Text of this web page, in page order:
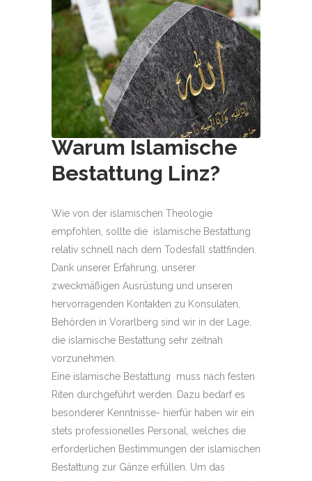
Warum Islamische
Bestattung Linz?
Wie von der islamischen Theologie
empfohlen, sollte die islamische Bestattung
relativ schnell nach dem Todesfall stattfinden.
Dank unserer Erfahrung, unserer
zweckmäßigen Ausrüstung und unseren
hervorragenden Kontakten zu Konsulaten,
Behörden in Vorarlberg sind wir in der Lage,
die islamische Bestattung sehr zeitnah
vorzunehmen.
Eine islamische Bestattung muss nach festen
Riten durchgeführt werden. Dazu bedarf es
besonderer Kenntnisse- hierfür haben wir ein
stets professionelles Personal, welches die
erforderlichen Bestimmungen der islamischen
Bestattung zur Gänze erfüllen. Um das